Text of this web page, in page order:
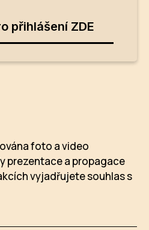
přihlášení ZDE
foto a video
prezentace a propagace
vyjadřujete souhlas s